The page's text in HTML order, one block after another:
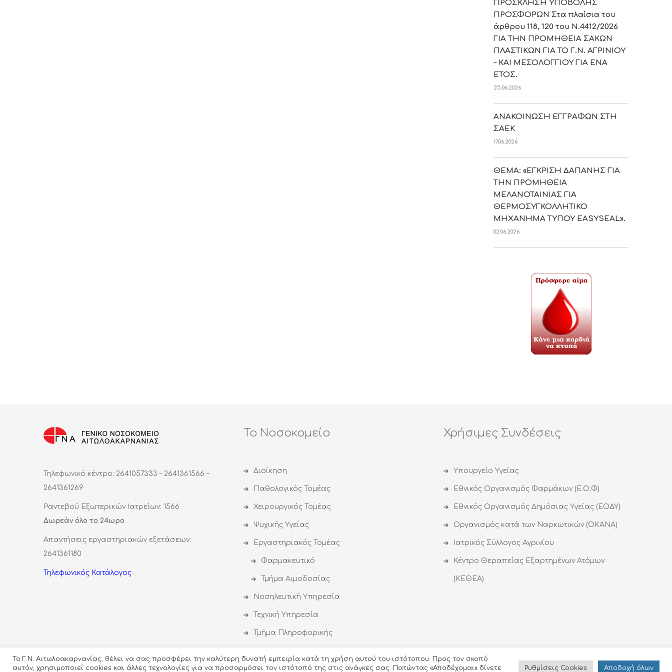
ΠΡΟΣΚΛΗΣΗ ΥΠΟΒΟΛΗΣ
ΠΡΟΣΦΟΡΩΝ Στα πλαίσια του
άρθρου 118, 120 του Ν.4412/2026
ΓΙΑ ΤΗΝ ΠΡΟΜΗΘΕΙΑ ΣΑΚΩΝ
ΠΛΑΣΤΙΚΩΝ ΓΙΑ ΤΟ Γ.Ν. ΑΓΡΙΝΙΟΥ
– ΚΑΙ ΜΕΣΟΛΟΓΓΙΟΥ ΓΙΑ ΕΝΑ
ΕΤΟΣ.
25.06.2026
ΑΝΑΚΟΙΝΩΣΗ ΕΓΓΡΑΦΩΝ ΣΤΗ
ΣΑΕΚ
17.06.2026
ΘΕΜΑ: «ΕΓΚΡΙΣΗ ΔΑΠΑΝΗΣ ΓΙΑ
ΤΗΝ ΠΡΟΜΗΘΕΙΑ
ΜΕΛΑΝΟΤΑΙΝΙΑΣ ΓΙΑ
ΘΕΡΜΟΣΥΓΚΟΛΛΗΤΙΚΟ
ΜΗΧΑΝΗΜΑ ΤΥΠΟΥ EASYSEAL».
02.06.2026
Τηλεφωνικό κέντρο: 2641057333 – 2641361566 –
2641361269
Ραντεβού Εξωτερικών Ιατρείων: 1566
Δωρεάν όλο το 24ωρο
Απαντήσεις εργαστηριακών εξετάσεων:
2641361180
Τηλεφωνικός Κατάλογος
Το Νοσοκομείο
Διοίκηση
Παθολογικός Τομέας
Χειρουργικός Τομέας
Ψυχικής Υγείας
Εργαστηριακός Τομέας
Φαρμακευτικό
Τμήμα Αιμοδοσίας
Νοσηλευτική Υπηρεσία
Τεχνική Υπηρεσία
Τμήμα Πληροφορικής
Χρήσιμες Συνδέσεις
Υπουργείο Υγείας
Εθνικός Οργανισμός Φαρμάκων (Ε.Ο.Φ)
Εθνικός Οργανισμός Δημόσιας Υγείας (ΕΟΔΥ)
Οργανισμός κατά των Ναρκωτικών (ΟΚΑΝΑ)
Ιατρικός Σύλλογος Αγρινίου
Κέντρο Θεραπείας Εξαρτημένων Ατόμων
(ΚΕΘΕΑ)
Το Γ.Ν. Αιτωλοακαρνανίας, θέλει να σας προσφέρει την καλύτερη δυνατή εμπειρία κατά τη χρήση αυτού του ιστότοπου. Προς τον σκοπό
αυτόν, χρησιμοποιεί cookies και άλλες τεχνολογίες για να προσαρμόσει τον ιστότοπό της στις ανάγκες σας. Πατώντας «Αποδέχομαι» δίνετε
Ρυθμίσεις Cookies Αποδoχή όλων